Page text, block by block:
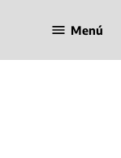
Menú